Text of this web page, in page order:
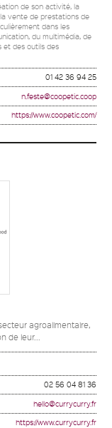
de son activité, la
vente de prestations de
dans les
du multimédia, de
et des outils des
01 42 36 94 25
n.feste@coopetic.coop
https://www.coopetic.com/
agroalimentaire,
de leur...
02 56 04 81 36
hello@currycurry.fr
https://www.currycurry.fr